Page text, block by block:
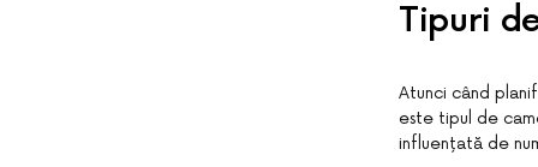
Tipuri
Atunci când
este tipul de
influențată de